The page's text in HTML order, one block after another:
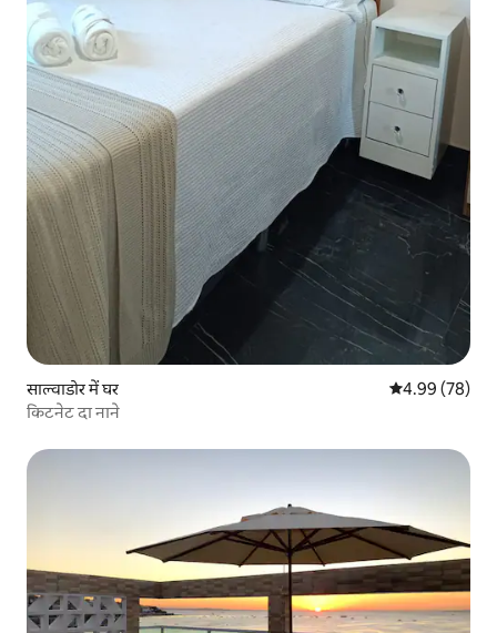
साल्वाडोर में घर औसत रेटिंग 5 में
4.99 (78)
किटनेट दा नाने